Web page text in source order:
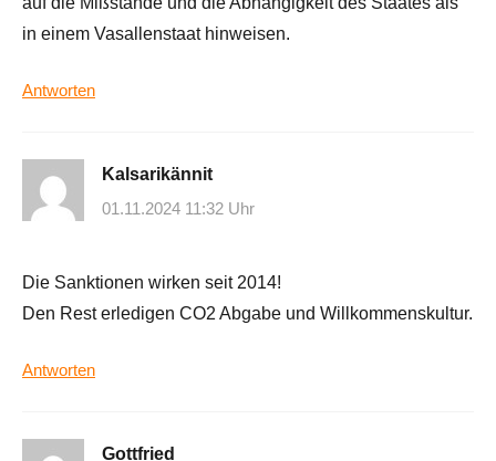
in einem Vasallenstaat hinweisen.
Antworten
Kalsarikännit
01.11.2024 11:32 Uhr
Die Sanktionen wirken seit 2014!
Den Rest erledigen CO2 Abgabe und Willkommenskultur.
Antworten
Gottfried